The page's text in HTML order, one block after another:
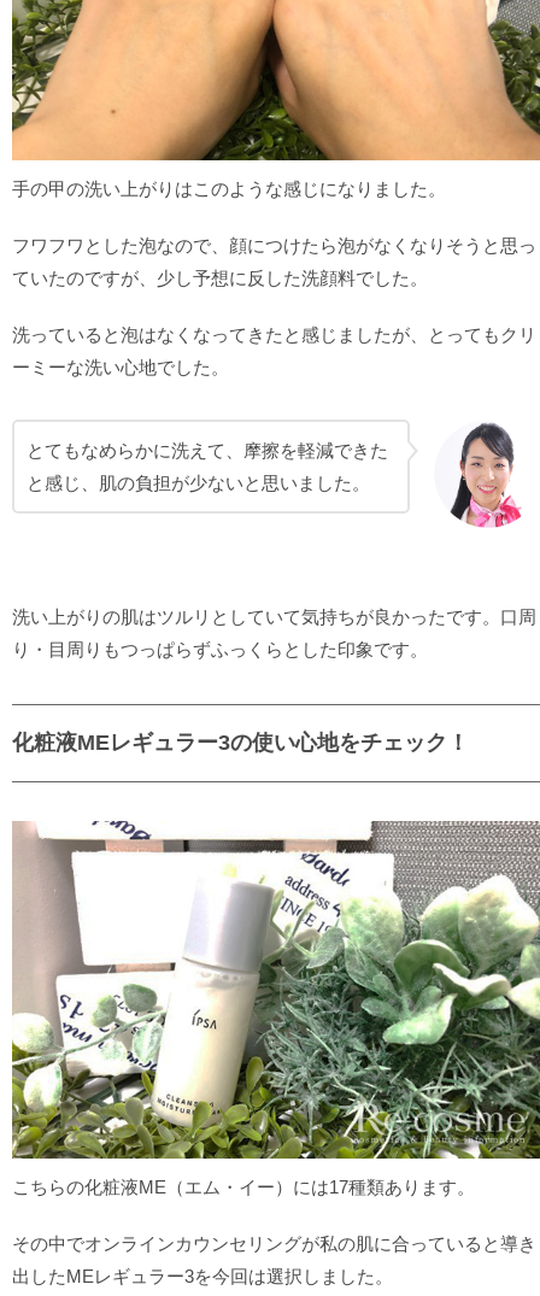
手の甲の洗い上がりはこのような感じになりました。
フワフワとした泡なので、顔につけたら泡がなくなりそうと思っ
ていたのですが、少し予想に反した洗顔料でした。
洗っていると泡はなくなってきたと感じましたが、とってもクリ
ーミーな洗い心地でした。
とてもなめらかに洗えて、摩擦を軽減できた
と感じ、肌の負担が少ないと思いました。
洗い上がりの肌はツルリとしていて気持ちが良かったです。口周
り・目周りもつっぱらずふっくらとした印象です。
化粧液MEレギュラー3の使い心地をチェック！
こちらの化粧液ME（エム・イー）には17種類あります。
その中でオンラインカウンセリングが私の肌に合っていると導き
出したMEレギュラー3を今回は選択しました。